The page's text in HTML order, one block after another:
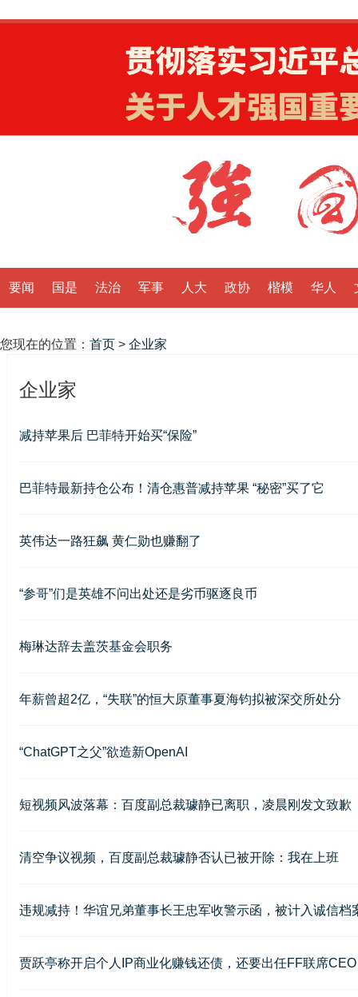
要闻 国是 法治 军事 人大 政协 楷模 华人
您现在的位置： 首页 > 企业家
企业家
减持苹果后 巴菲特开始买“保险”
巴菲特最新持仓公布！清仓惠普减持苹果 “秘密”买了它
英伟达一路狂飙 黄仁勋也赚翻了
“参哥”们是英雄不问出处还是劣币驱逐良币
梅琳达辞去盖茨基金会职务
年薪曾超2亿，“失联”的恒大原董事夏海钧拟被深交所处分
“ChatGPT之父”欲造新OpenAI
短视频风波落幕：百度副总裁璩静已离职，凌晨刚发文致歉
清空争议视频，百度副总裁璩静否认已被开除：我在上班
违规减持！华谊兄弟董事长王忠军收警示函，被计入诚信档
贾跃亭称开启个人IP商业化赚钱还债，还要出任FF联席